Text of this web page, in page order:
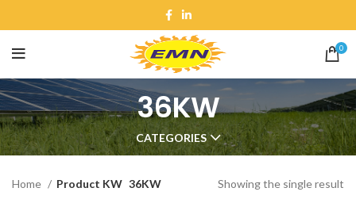
0
36KW
CATEGORIES
Home Product KW 36KW Showing the single result